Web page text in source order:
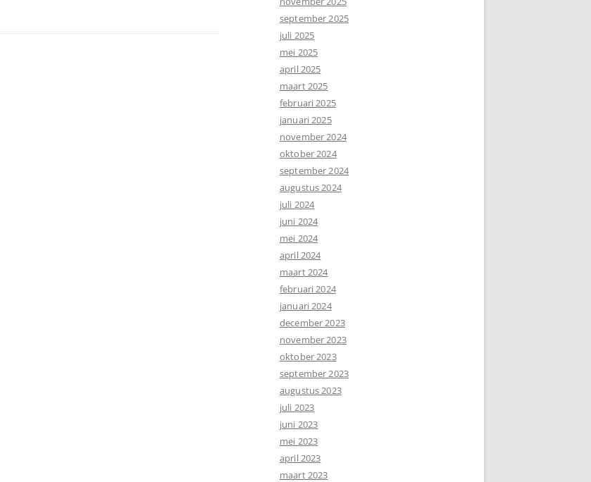
september 2025
juli 2025
mei 2025
april 2025
maart 2025
februari 2025
januari 2025
november 2024
oktober 2024
september 2024
augustus 2024
juli 2024
juni 2024
mei 2024
april 2024
maart 2024
februari 2024
januari 2024
december 2023
november 2023
oktober 2023
september 2023
augustus 2023
juli 2023
juni 2023
mei 2023
april 2023
maart 2023